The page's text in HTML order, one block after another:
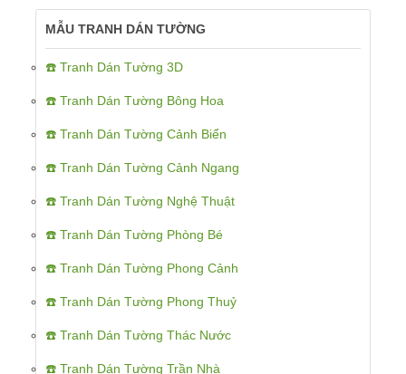
MẪU TRANH DÁN TƯỜNG
☎️ Tranh Dán Tường 3D
☎️ Tranh Dán Tường Bông Hoa
☎️ Tranh Dán Tường Cảnh Biển
☎️ Tranh Dán Tường Cảnh Ngang
☎️ Tranh Dán Tường Nghệ Thuật
☎️ Tranh Dán Tường Phòng Bé
☎️ Tranh Dán Tường Phong Cảnh
☎️ Tranh Dán Tường Phong Thuỷ
☎️ Tranh Dán Tường Thác Nước
☎️ Tranh Dán Tường Trần Nhà